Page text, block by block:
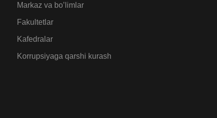
Markaz va bo’limlar
Fakultetlar
Kafedralar
Korrupsiyaga qarshi kurash